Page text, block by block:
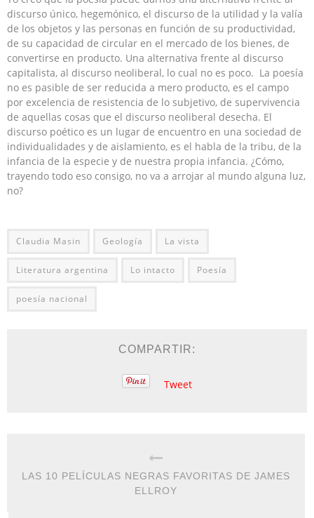
discurso único, hegemónico, el discurso de la utilidad y la valía
de los objetos y las personas en función de su productividad,
de su capacidad de circular en el mercado de los bienes, de
convertirse en producto. Una alternativa frente al discurso
capitalista, al discurso neoliberal, lo cual no es poco. La poesía
no es pasible de ser reducida a mero producto, es el campo
por excelencia de resistencia de lo subjetivo, de supervivencia
de aquellas cosas que el discurso neoliberal desecha. El
discurso poético es un lugar de encuentro en una sociedad de
individualidades y de aislamiento, es el habla de la tribu, de la
infancia de la especie y de nuestra propia infancia. ¿Cómo,
trayendo todo eso consigo, no va a arrojar al mundo alguna luz,
no?
Claudia Masin Geología La vista
Literatura argentina Lo intacto Poesía
poesía nacional
COMPARTIR:
Tweet
LAS 10 PELÍCULAS NEGRAS FAVORITAS DE JAMES
ELLROY